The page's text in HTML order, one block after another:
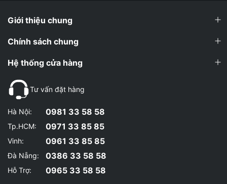
Giới thiệu chung
Chính sách chung
Hệ thống cửa hàng
Tư vấn đặt hàng
Hà Nội: 0981 33 58 58
Tp.HCM: 0971 33 85 85
Vinh: 0961 33 85 85
Đà Nẵng: 0386 33 58 58
Hỗ Trợ: 0965 33 58 58